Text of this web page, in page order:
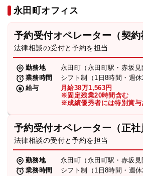
永田町オフィス
予約受付オペレーター（契約
法律相談の受付と予約を担当
勤務地
永田町（永田町駅・赤坂見
業務時間
シフト制（1日8時間・週休
給与
月給38万1,563円
※固定残業20時間含む
※成績優秀者には特別賞与
予約受付オペレーター（正社
法律相談の受付と予約を担当
勤務地
永田町（永田町駅・赤坂見
業務時間
シフト制（1日8時間・週休